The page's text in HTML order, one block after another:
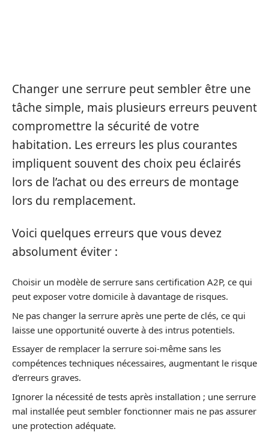
Changer une serrure peut sembler être une
tâche simple, mais plusieurs erreurs peuvent
compromettre la sécurité de votre
habitation. Les erreurs les plus courantes
impliquent souvent des choix peu éclairés
lors de l’achat ou des erreurs de montage
lors du remplacement.
Voici quelques erreurs que vous devez
absolument éviter :
Choisir un modèle de serrure sans certification A2P, ce qui
peut exposer votre domicile à davantage de risques.
Ne pas changer la serrure après une perte de clés, ce qui
laisse une opportunité ouverte à des intrus potentiels.
Essayer de remplacer la serrure soi-même sans les
compétences techniques nécessaires, augmentant le risque
d’erreurs graves.
Ignorer la nécessité de tests après installation ; une serrure
mal installée peut sembler fonctionner mais ne pas assurer
une protection adéquate.